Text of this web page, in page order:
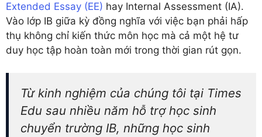
Extended Essay (EE) hay Internal Assessment (IA).
Vào lớp IB giữa kỳ đồng nghĩa với việc bạn phải hấp
thụ không chỉ kiến thức môn học mà cả một hệ tư
duy học tập hoàn toàn mới trong thời gian rút gọn.
Từ kinh nghiệm của chúng tôi tại Times
Edu sau nhiều năm hỗ trợ học sinh
chuyển trường IB, những học sinh